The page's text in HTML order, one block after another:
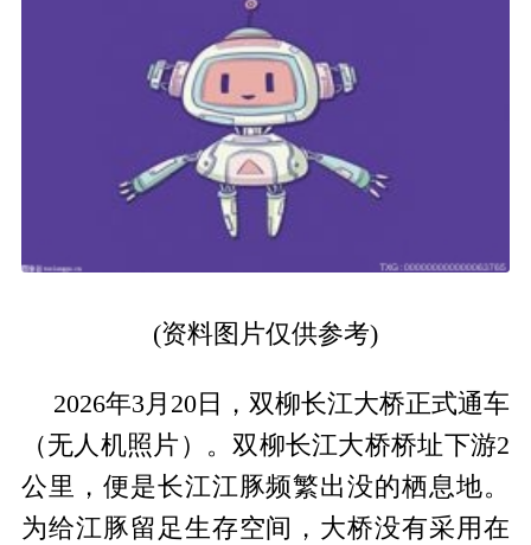
(资料图片仅供参考)
2026年3月20日，双柳长江大桥正式通车
（无人机照片）。双柳长江大桥桥址下游2
公里，便是长江江豚频繁出没的栖息地。
为给江豚留足生存空间，大桥没有采用在